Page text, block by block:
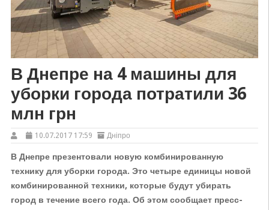
В Днепре на 4 машины для
уборки города потратили 36
млн грн
10.07.2017 17:59 Дніпро
В Днепре презентовали новую комбинированную
технику для уборки города. Это четыре единицы новой
комбинированной техники, которые будут убирать
город в течение всего года. Об этом сообщает пресс-